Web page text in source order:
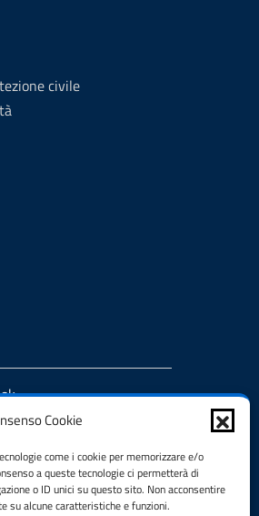
Cookie
come i cookie per memorizzare e/o
a queste tecnologie ci permetterà di
o ID unici su questo sito. Non acconsentire
su alcune caratteristiche e funzioni.
civile